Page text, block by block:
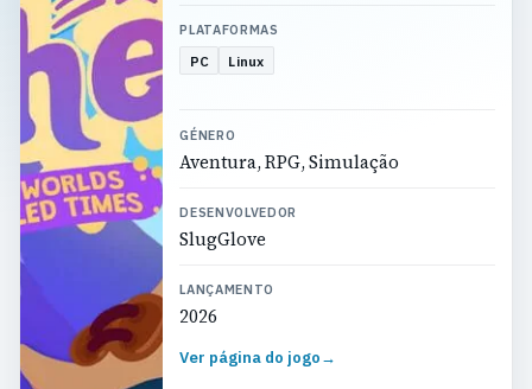
PLATAFORMAS
PC Linux
GÉNERO
Aventura, RPG, Simulação
DESENVOLVEDOR
SlugGlove
LANÇAMENTO
2026
Ver página do jogo→